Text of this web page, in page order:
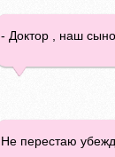
- Доктор , наш
Не перестаю